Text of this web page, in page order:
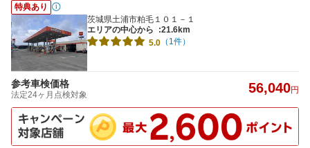
特典あり
茨城県土浦市粕毛１０１－１
エリアの中心から
:21.6km
5.0 （1件）
参考車検価格
法定24ヶ月点検対象 56,040円